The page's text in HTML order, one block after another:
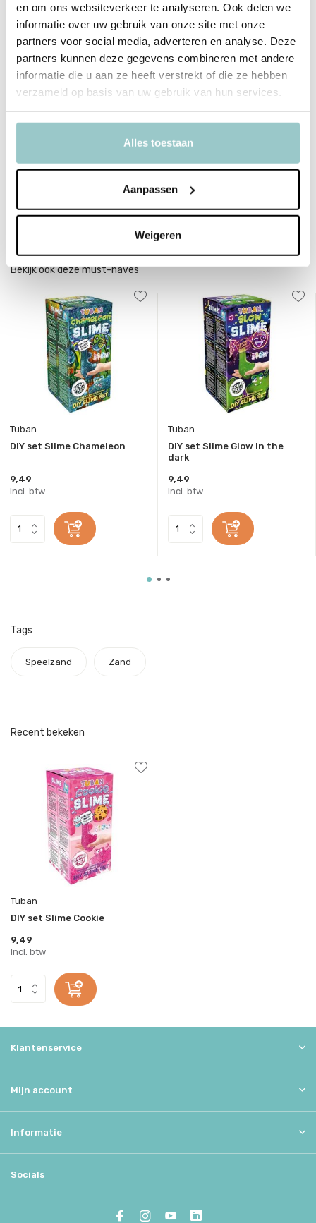
en om ons websiteverkeer te analyseren. Ook delen we
informatie over uw gebruik van onze site met onze
partners voor social media, adverteren en analyse. Deze
partners kunnen deze gegevens combineren met andere
informatie die u aan ze heeft verstrekt of die ze hebben
verzameld op basis van uw gebruik van hun services.
Alles toestaan
Aanpassen
Weigeren
Aanbevolen leeftijd is vanaf 6 jaar.
Productspecificaties
SKU 860TU3137
5901087031374
Afmeting 1 KG
vanaf 6 jaar
Bekijk ook deze must-haves
Tuban
DIY set Slime Chameleon
9,49
Incl. btw
Tuban
DIY set Slime Glow in the
dark
9,49
Incl. btw
Tags
Speelzand Zand
Recent bekeken
Tuban
DIY set Slime Cookie
9,49
Incl. btw
Klantenservice
Mijn account
Informatie
Socials